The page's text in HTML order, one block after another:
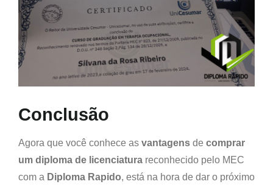
Conclusão
Agora que você conhece as vantagens de comprar
um diploma de licenciatura reconhecido pelo MEC
com a Diploma Rapido, está na hora de dar o próximo